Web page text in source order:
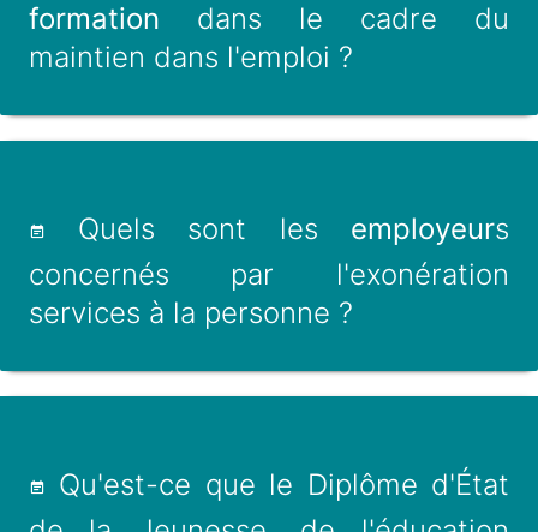
formation dans le cadre du
maintien dans l'emploi ?
Quels sont les employeurs
concernés par l'exonération
services à la personne ?
Qu'est-ce que le Diplôme d'État